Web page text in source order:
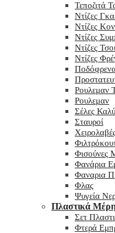
Τεποζιτά
Ντίζες
Ντίζες
Ντίζες
Ντίζες
Ντίζες
Ρουλεμαν
Ρουλεμαν
Σέλες
Σταυροί
Φισούνες
Φανάρια
Φαναρια
Φλας
Ψυγεία
Πλαστικά
Σετ
Φτερά